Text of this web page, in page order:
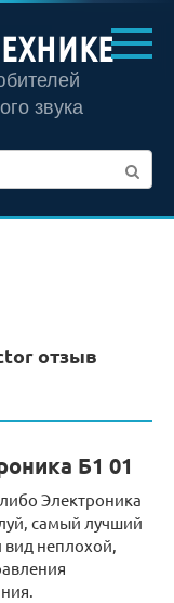
звука
отзыв
Б1 01
Электроника
самый лучший
вид неплохой,